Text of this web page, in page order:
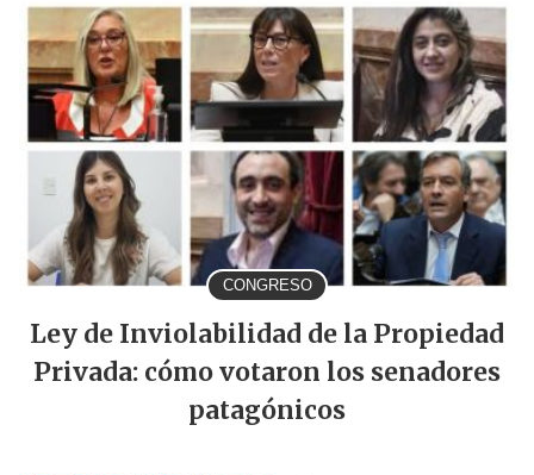
CONGRESO
Ley de Inviolabilidad de la Propiedad
Privada: cómo votaron los senadores
patagónicos